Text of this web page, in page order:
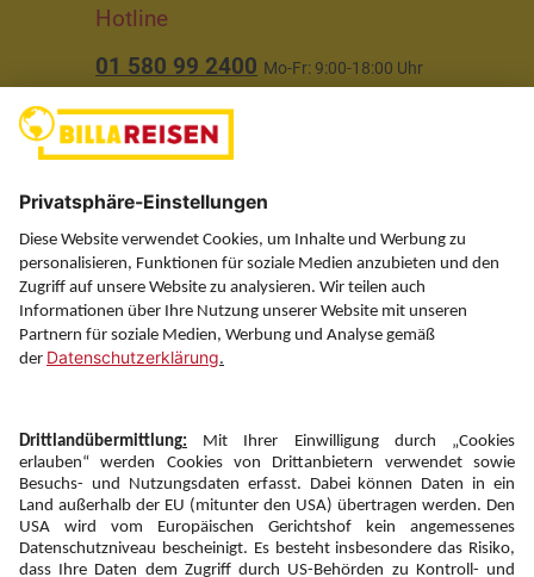
Hotline
01 580 99 2400 Mo-Fr: 9:00-18:00 Uhr
Über uns
Service
Information
Folgen Sie uns auf
Newsletter:
Anmelden